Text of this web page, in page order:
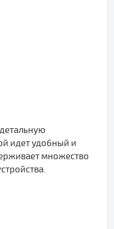
идет удобный и
множество